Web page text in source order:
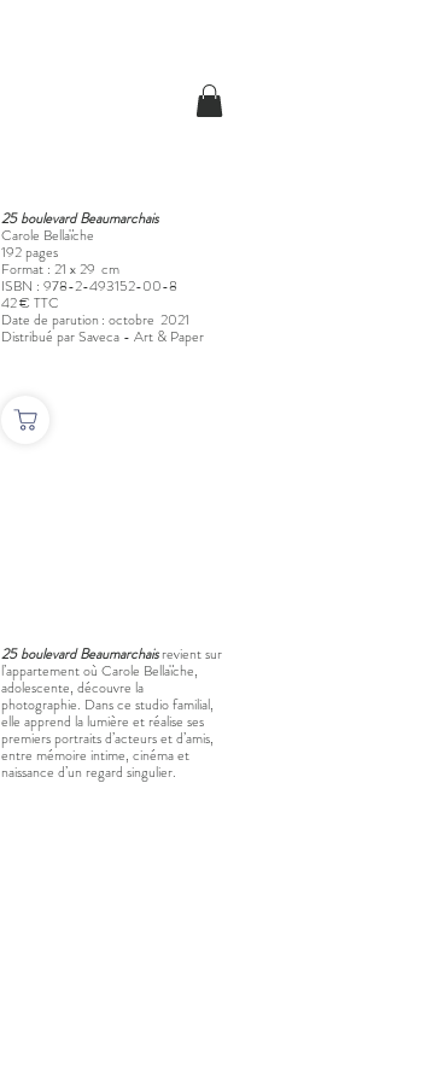
25 boulevard Beaumarchais
Carole Bellaïche
192 pages
Format : 21 x 29 cm
ISBN : 978-2-493152-00-8
42 € TTC
Date de parution : octobre 2021
Distribué par Saveca - Art & Paper
25 boulevard Beaumarchaisrevient sur
l’appartement où Carole Bellaïche,
adolescente, découvre la
photographie. Dans ce studio familial,
elle apprend la lumière et réalise ses
premiers portraits d’acteurs et d’amis,
entre mémoire intime, cinéma et
naissance d’un regard singulier.